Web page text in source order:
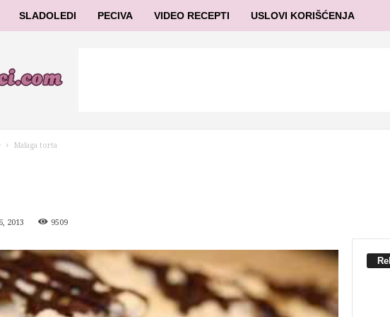
SLADOLEDI PECIVA VIDEO RECEPTI USLOVI KORIŠĆENJA
Malaga torta
2013 9509